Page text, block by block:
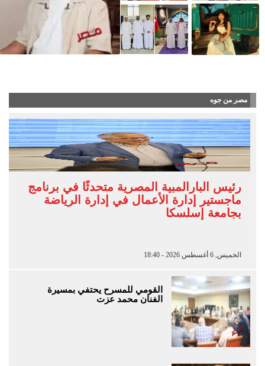
مصر من جوه
رئيس البارالمبية المصرية متحدثًا في برنامج
ماجستير إدارة الأعمال في إدارة الرياضة
بجامعة إسلسكا
الخميس, 6 أغسطس 2026 - 18:40
القومي للمسرح يحتفي بمسيرة
الفنان محمد عزت